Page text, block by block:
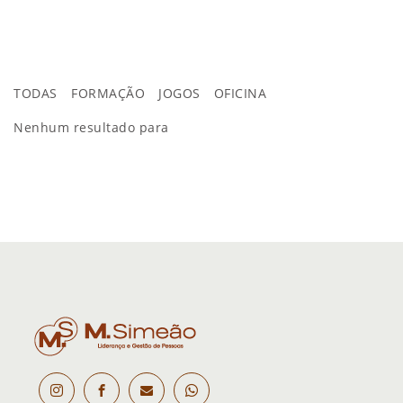
TODAS FORMAÇÃO JOGOS
OFICINA
Nenhum resultado para